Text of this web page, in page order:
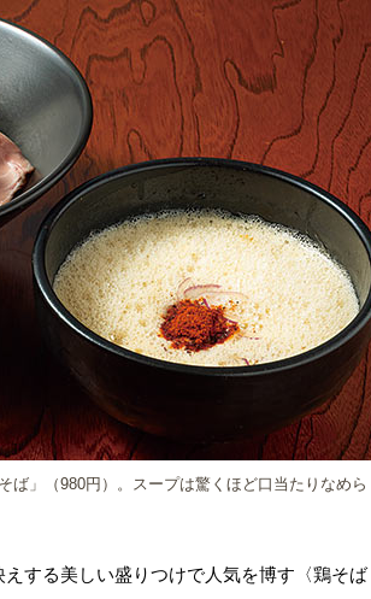
ば」（980円）。スープは驚くほど口当たりなめら
する美しい盛りつけで人気を博す〈鶏そば